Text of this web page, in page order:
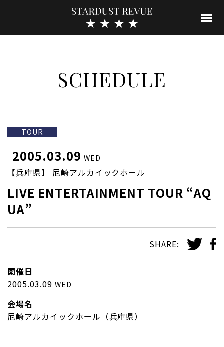
SCHEDULE
TOUR
2005.03.09 WED
【兵庫県】 尼崎アルカイックホール
LIVE ENTERTAINMENT TOUR “AQ
UA”
SHARE:
開催日
2005.03.09 WED
会場名
尼崎アルカイックホール（兵庫県）